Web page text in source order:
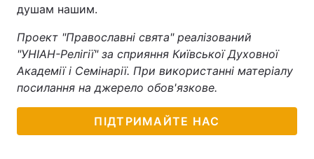
душам нашим.
Проект "Православні свята" реалізований
"УНІАН-Релігії" за сприяння Київської Духовної
Академії і Семінарії. При використанні матеріалу
посилання на джерело обов'язкове.
ПІДТРИМАЙТЕ НАС